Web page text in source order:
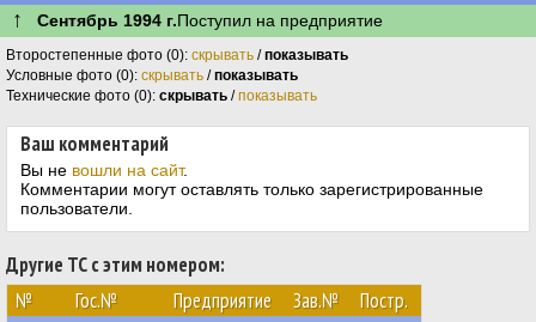
↑ Сентябрь 1994 г.Поступил на предприятие
Второстепенные фото (0): скрывать /показывать
Условные фото (0): скрывать /показывать
Технические фото (0): скрывать /показывать
Ваш комментарий
Вы не вошли на сайт.
Комментарии могут оставлять только зарегистрированные
пользователи.
Другие ТС с этим номером:
№
Гос.№ Предприятие Зав.№ Постр.